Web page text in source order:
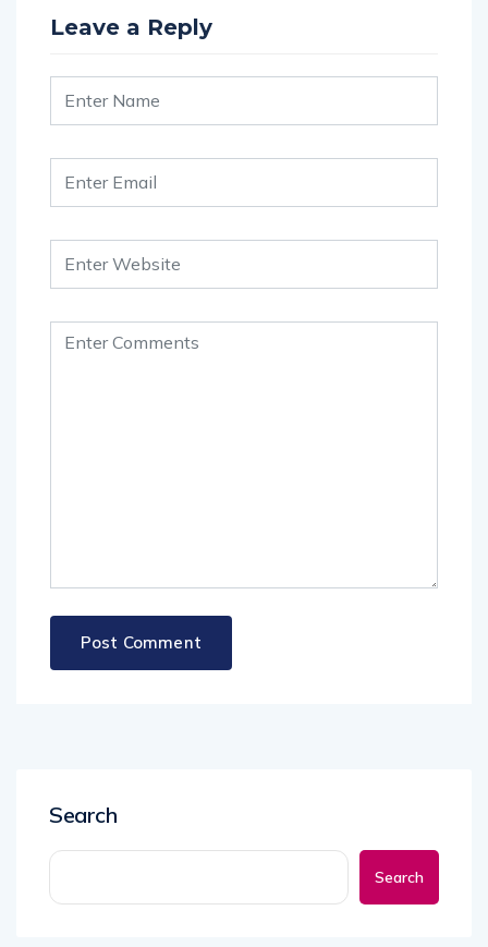
Leave a Reply
Search
Search